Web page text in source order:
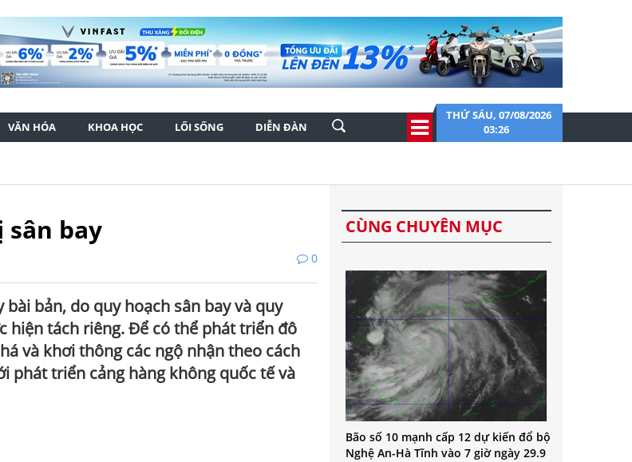
VĂN HÓA KHOA HỌC LỐI SỐNG DIỄN ĐÀN
THỨ SÁU, 07/08/2026
03:26
bay
0
bản, do quy hoạch sân bay và quy
hiện tách riêng. Để có thể phát triển đô
và khơi thông các ngộ nhận theo cách
phát triển cảng hàng không quốc tế và
CÙNG CHUYÊN MỤC
Bão số 10 mạnh cấp 12 dự kiến đổ bộ
Nghệ An-Hà Tĩnh vào 7 giờ ngày 29.9